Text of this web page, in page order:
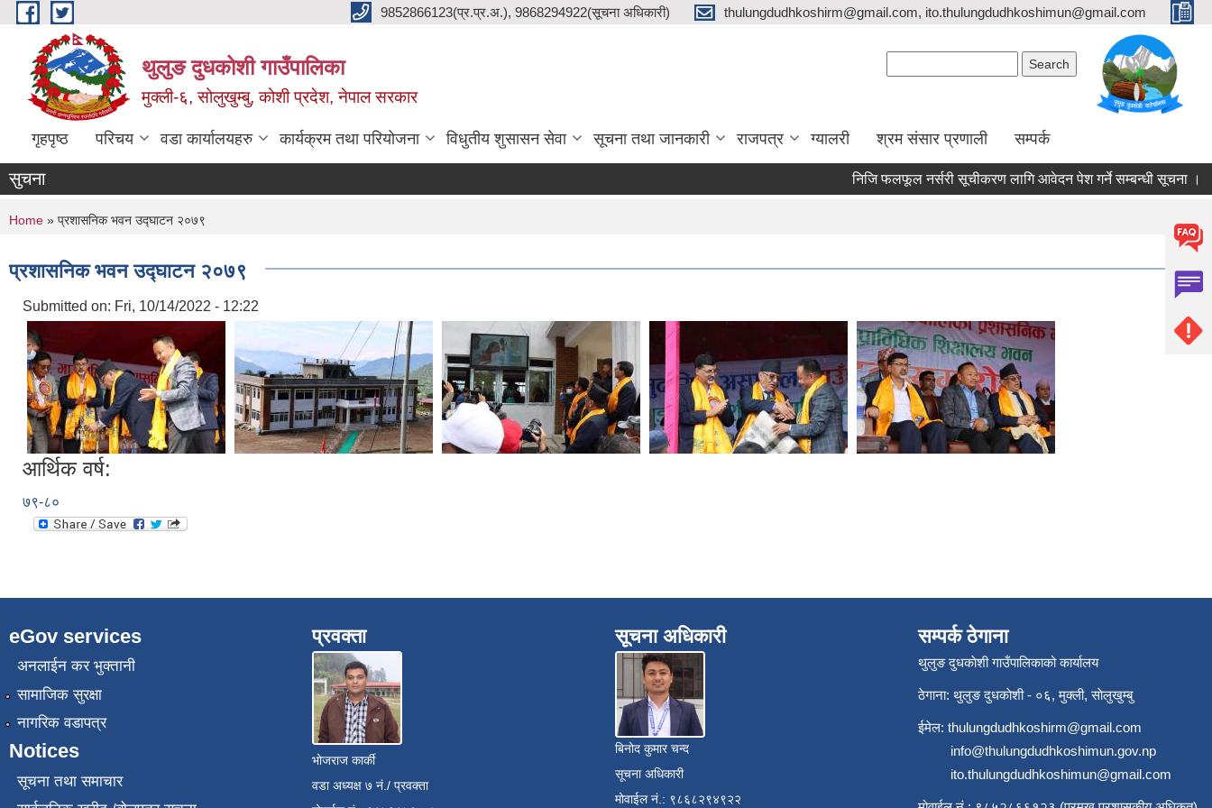
Skip to main content 9852866123(प्र.प्र.अ.), 9868294922(सूचना अधिकारी) thulungdudhkoshirm@gmail.com, ito.thulungdudhkoshimun@gmail.com
थुलुङ दुधकोशी गाउँपालिका
मुक्ली-६, सोलुखुम्बु, कोशी प्रदेश, नेपाल सरकार
गृहपृष्ठ परिचय वडा कार्यालयहरु कार्यक्रम तथा परियोजना विधुतीय शुसासन सेवा सूचना तथा जानकारी राजपत्र ग्यालरी श्रम संसार प्रणाली सम्पर्क
सुचना निजि फलफूल नर्सरी सूचीकरण लागि आवेदन पेश गर्ने सम्बन्धी सूचना ।
You are here
Home » प्रशासनिक भवन उद्घाटन २०७९
प्रशासनिक भवन उद्घाटन २०७९
Submitted on: Fri, 10/14/2022 - 12:22
आर्थिक वर्ष:
७९-८०
eGov services
अनलाईन कर भुक्तानी
सामाजिक सुरक्षा
नागरिक वडापत्र
Notices
सूचना तथा समाचार
प्रवक्ता
भोजराज कार्की
वडा अध्यक्ष ७ नं./ प्रवक्ता
सूचना अधिकारी
बिनोद कुमार चन्द
सूचना अधिकारी
मोवाईल नं.: ९८६८२९४९२२
सम्पर्क ठेगाना
थुलुङ दुधकाेशी गाउँपालिकाको कार्यालय
ठेगाना: थुलुङ दुधकाेशी - ०६, मुक्ली, साेलुखुम्बु
ईमेल: thulungdudhkoshirm@gmail.com
info@thulungdudhkoshimun.gov.np
ito.thulungdudhkoshimun@gmail.com